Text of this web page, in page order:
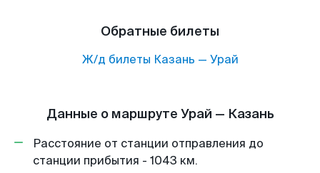
Обратные билеты
Ж/д билеты Казань — Урай
Данные о маршруте Урай — Казань
Расстояние от станции отправления до
станции прибытия - 1043 км.